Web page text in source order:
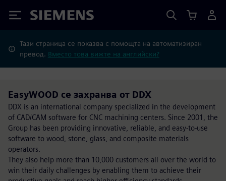
Siemens
Тази страница се показва с помощта на автоматизиран
превод. Вместо това вижте на английски?
EasyWOOD се захранва от DDX
DDX is an international company specialized in the development
of CAD/CAM software for CNC machining centers. Since 2001, the
Group has been providing innovative, reliable, and easy-to-use
software to wood, stone, glass, and composite materials
operators.
They also help more than 10,000 customers all over the world to
win their daily challenges by enabling them to achieve their